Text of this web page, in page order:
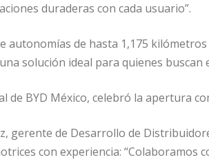
duraderas con cada usuario”.
autonomías de hasta 1,175
solución ideal para quienes buscan
de BYD México, celebró la apertura
gerente de Desarrollo de
con experiencia: “Colaboramos